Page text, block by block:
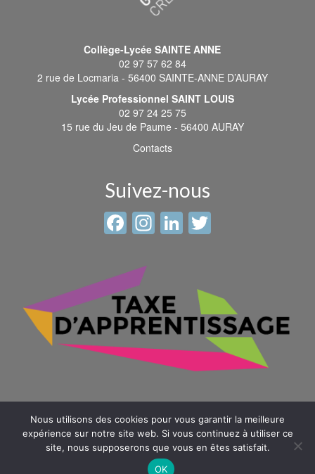
Collège-Lycée SAINTE ANNE
02 97 57 62 84
2 rue de Locmaria - 56400 SAINTE-ANNE D’AURAY
Lycée Professionnel SAINT LOUIS
02 97 24 25 75
15 rue du Jeu de Paume - 56400 AURAY
Contacts
Suivez-nous
Facebook
Instagram
LinkedIn
© 2026 Sainte Anne - Saint Louis -Mentions légales-Plan du
site
Nous utilisons des cookies pour vous garantir la meilleure
expérience sur notre site web. Si vous continuez à utiliser ce
site, nous supposerons que vous en êtes satisfait.
OK